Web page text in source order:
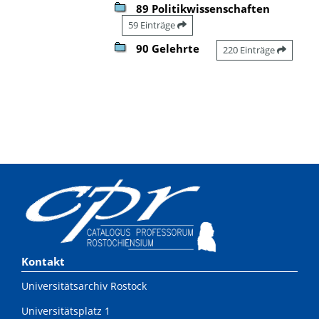
89 Politikwissenschaften
59 Einträge
90 Gelehrte 220 Einträge
Kontakt
Universitätsarchiv Rostock
Universitätsplatz 1